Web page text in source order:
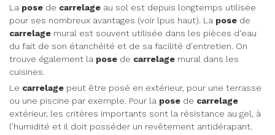
La pose de carrelage au sol est depuis longtemps utilisée
pour ses nombreux avantages (voir lpus haut). La pose de
carrelage mural est souvent utilisée dans les pièces d'eau
du fait de son étanchéité et de sa facilité d'entretien. On
trouve également la pose de carrelage mural dans les
cuisines.
Le carrelage peut être posé en extérieur, pour une terrasse
ou une piscine par exemple. Pour la pose de carrelage
extérieur, les critères importants sont la résistance au gel, à
l'humidité et il doit posséder un revêtement antidérapant.